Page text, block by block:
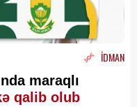
İDMAN
maraqlı
qalib olub